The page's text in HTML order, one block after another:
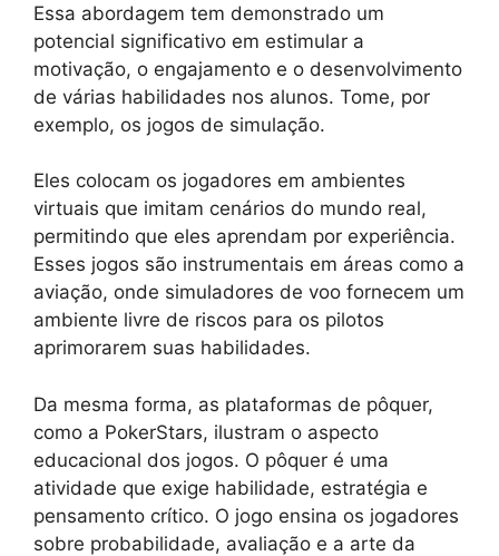
Essa abordagem tem demonstrado um
potencial significativo em estimular a
motivação, o engajamento e o desenvolvimento
de várias habilidades nos alunos. Tome, por
exemplo, os jogos de simulação.
Eles colocam os jogadores em ambientes
virtuais que imitam cenários do mundo real,
permitindo que eles aprendam por experiência.
Esses jogos são instrumentais em áreas como a
aviação, onde simuladores de voo fornecem um
ambiente livre de riscos para os pilotos
aprimorarem suas habilidades.
Da mesma forma, as plataformas de pôquer,
como a PokerStars, ilustram o aspecto
educacional dos jogos. O pôquer é uma
atividade que exige habilidade, estratégia e
pensamento crítico. O jogo ensina os jogadores
sobre probabilidade, avaliação e a arte da